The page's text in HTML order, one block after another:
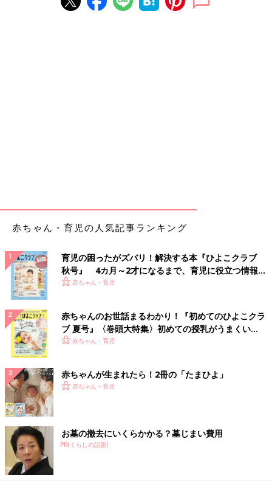
赤ちゃん・育児の人気記事ランキング
育児の困ったがズバリ！解決する本『ひよこクラブ
秋号』 4カ月～2才になるまで、育児に役立つ情報が
いっぱい！
赤ちゃん・育児
赤ちゃんのお世話まるわかり！『初めてのひよこクラ
ブ 夏号』〈巻頭大特集〉初めての授乳がうまくい
く！ おっぱい・ミルクの基本と夏のトラブル 解決テ
赤ちゃん・育児
赤ちゃんが生まれたら！2冊の「たまひよ」
赤ちゃん・育児
お墓の撤去にいくらかかる？墓じまい費用
PR(くらしの話題)